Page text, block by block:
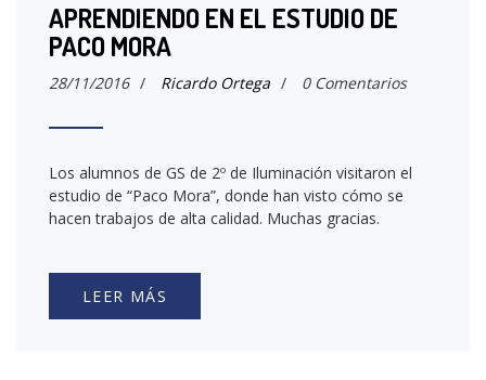
APRENDIENDO EN EL ESTUDIO DE
PACO MORA
28/11/2016 / Ricardo Ortega / 0 Comentarios
Los alumnos de GS de 2º de Iluminación visitaron el
estudio de “Paco Mora”, donde han visto cómo se
hacen trabajos de alta calidad. Muchas gracias.
LEER MÁS